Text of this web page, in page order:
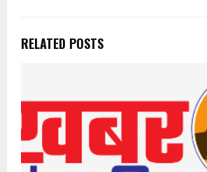
RELATED POSTS